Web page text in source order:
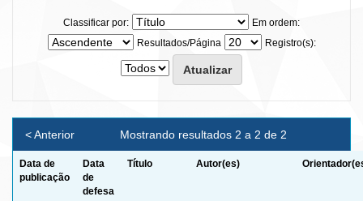
Classificar por:
Em ordem:
Resultados/Página
Registro(s):
Mostrando resultados 2 a 2 de 2
< Anterior
Data de
publicação
Data
de
defesa
Título Autor(es)